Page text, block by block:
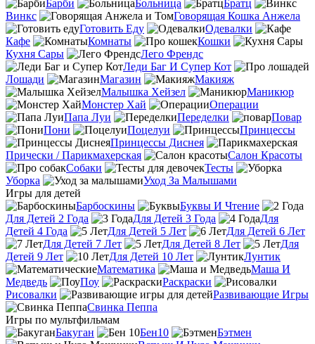
Барби
Больница
Братц
Винкс
Говорящая Кошка Анжела
Готовить Еду
Одевалки
Кафе
Комнаты
Кошки
Кухня Сары
Лего Френдс
Леди Баг И Супер Кот
Лошади
Магазин
Макияж
Малышка Хейзел
Маникюр
Монстер Хай
Операции
Папа Луи
Переделки
Повар
Пони
Поцелуи
Принцессы
Принцессы Диснея
Прически / Парикмахерская
Салон Красоты
Собаки
Тесты
Уборка
Уход За Малышами
Игры для детей
Барбоскины
Буквы И Чтение
Для Детей 2 Года
Для Детей 3 Года
Для
Детей 4 Года
Для Детей 5 Лет
Для Детей 6 Лет
Для Детей 7 Лет
Для Детей 8 Лет
Для
Детей 9 Лет
Для Детей 10 Лет
Лунтик
Математика
Маша И
Медведь
Поу
Раскраски
Рисовалки
Развивающие Игры
Свинка Пеппа
Игры по мультфильмам
Бакуган
Бен10
Бэтмен